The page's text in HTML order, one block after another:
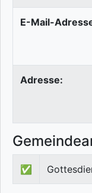
E-Mail-
Adresse:
✅